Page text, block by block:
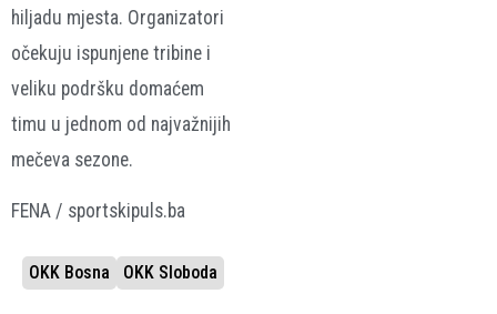
hiljadu mjesta. Organizatori
očekuju ispunjene tribine i
veliku podršku domaćem
timu u jednom od najvažnijih
mečeva sezone.
FENA / sportskipuls.ba
OKK Bosna OKK Sloboda